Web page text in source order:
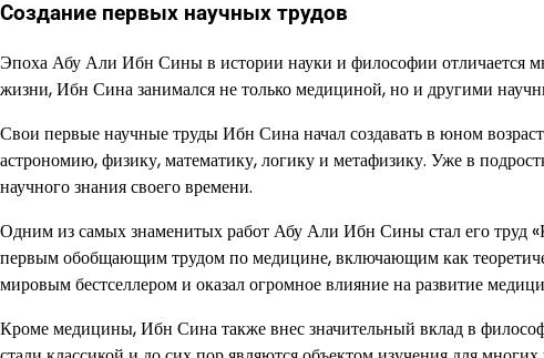
Создание первых научных трудов
Эпоха Абу Али Ибн Сины в истории науки и философии отличается
жизни, Ибн Сина занимался не только медициной, но и другими
Свои первые научные труды Ибн Сина начал создавать в юном
астрономию, физику, математику, логику и метафизику. Уже в
научного знания своего времени.
Одним из самых знаменитых работ Абу Али Ибн Сины стал его труд
первым обобщающим трудом по медицине, включающим как
мировым бестселлером и оказал огромное влияние на развитие
Кроме медицины, Ибн Сина также внес значительный вклад в